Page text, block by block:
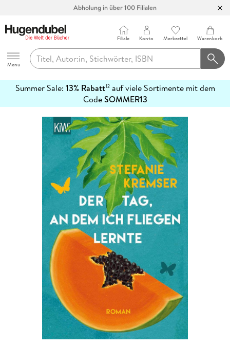
Bücher versandkostenfrei*
100 Tage Rückgaberecht***
Abholung in über 100 Filialen
Hugendubel
Menu
Filiale Konto Merkzettel Warenkorb
Summer Sale: 13% Rabatt12auf viele Sortimente mit dem
CodeSOMMER13
erfahren